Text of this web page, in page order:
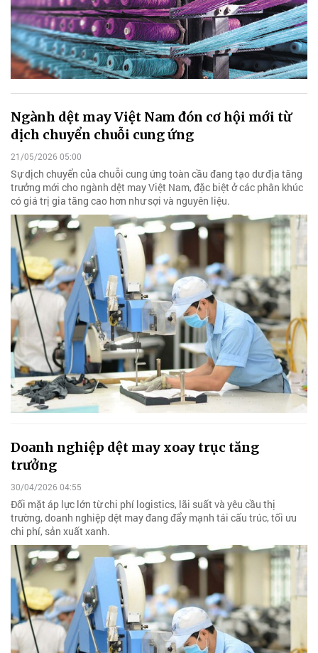
Ngành dệt may Việt Nam đón cơ hội mới từ
dịch chuyển chuỗi cung ứng
21/05/2026 05:00
Sự dịch chuyển của chuỗi cung ứng toàn cầu đang tạo dư địa tăng
trưởng mới cho ngành dệt may Việt Nam, đặc biệt ở các phân khúc
có giá trị gia tăng cao hơn như sợi và nguyên liệu.
Doanh nghiệp dệt may xoay trục tăng
trưởng
30/04/2026 04:55
Đối mặt áp lực lớn từ chi phí logistics, lãi suất và yêu cầu thị
trường, doanh nghiệp dệt may đang đẩy mạnh tái cấu trúc, tối ưu
chi phí, sản xuất xanh.